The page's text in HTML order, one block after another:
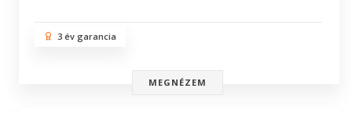
3 év garancia
MEGNÉZEM